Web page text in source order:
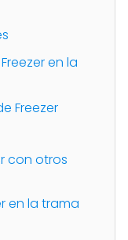
en la
Freezer
con otros
en la trama